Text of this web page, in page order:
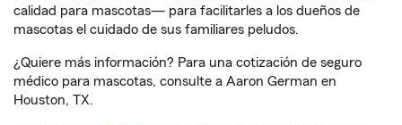
calidad para mascotas— para facilitarles a los dueños de
mascotas el cuidado de sus familiares peludos.
¿Quiere más información? Para una cotización de seguro
médico para mascotas, consulte a Aaron German en
Houston, TX.